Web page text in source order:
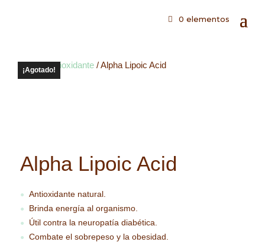
0 elementos
¡Agotado!
Inicio/Antioxidante / Alpha Lipoic Acid
Alpha Lipoic Acid
● Antioxidante natural.
● Brinda energía al organismo.
● Útil contra la neuropatía diabética.
● Combate el sobrepeso y la obesidad.